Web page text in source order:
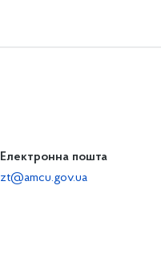
Електронна пошта
zt@amcu.gov.ua